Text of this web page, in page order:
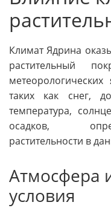
Климат Ядрина
растительный
таких как снег,
температура,
осадков,
растительности в
Атмосфера
условия